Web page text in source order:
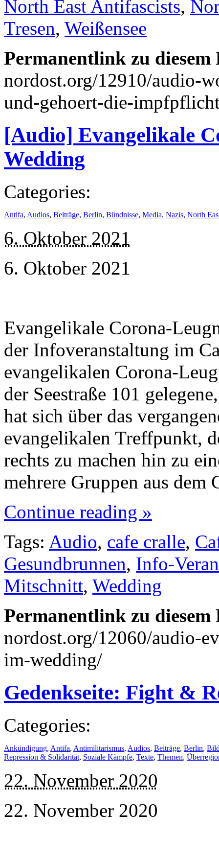
North East Antifascists,
Tresen, Weißensee
Permanentlink zu
nordost.org/12910/audio-
und-gehoert-die-
[Audio] Evangelikale
Wedding
Categories:
Antifa, Audios, Beiträge, Berlin, Bündnisse, Media, Nazis, North
6. Oktober 2021
6. Oktober 2021
Evangelikale Corona-
der Infoveranstaltung im
evangelikalen Corona-
der Seestraße 101
hat sich über das
evangelikalen Treffpunkt,
rechts zu machen hin zu
mehrere Gruppen aus
Continue reading »
Tags: Audio, cafe cralle,
Gesundbrunnen, Info-
Mitschnitt, Wedding
Permanentlink zu
nordost.org/12060/audio-
im-wedding/
Gedenkseite: Fight &
Categories:
Ankündigung, Antifa, Antimilitarismus, Audios, Beiträge, Berlin,
Repression & Solidarität, Soziale Kämpfe, Texte, Themen,
22. November 2020
22. November 2020